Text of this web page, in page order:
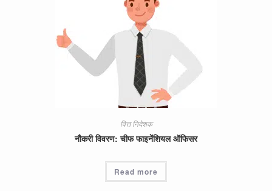
वित्त निदेशक
नौकरी विवरण: चीफ फाइनेंशियल ऑफिसर
Read more